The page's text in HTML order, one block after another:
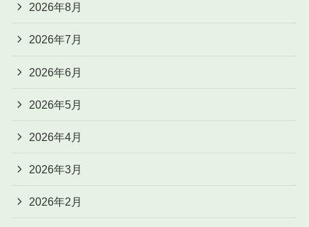
2026年8月
2026年7月
2026年6月
2026年5月
2026年4月
2026年3月
2026年2月